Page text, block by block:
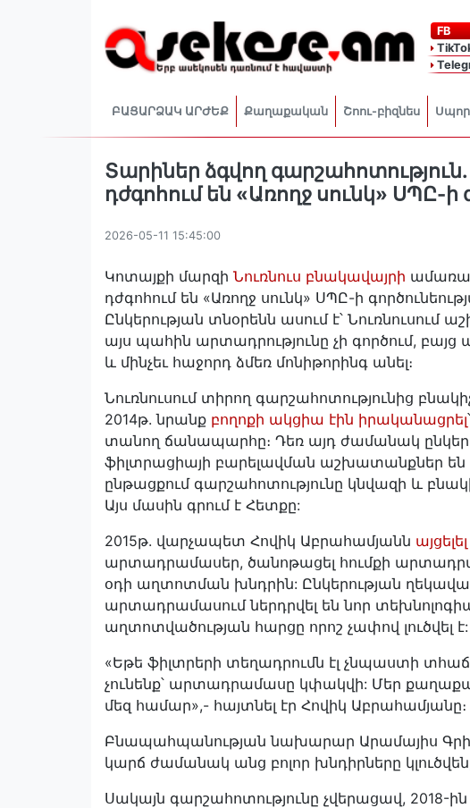
FB
ԲԱՑԱՐՁԱԿ ԱՐԺԵՔ Քաղաքական Շոու-բիզնես
Տարիներ ձգվող
դժգոհում են «Առողջ սունկ» ՍՊԸ-ի
2026-05-11 15:45:00
Կոտայքի մարզի Նուռնուս բնակավայրի
դժգոհում են «Առողջ սունկ» ՍՊԸ-ի
Ընկերության տնօրենն ասում է՝ Նուռնուսում
այս պահին արտադրությունը չի գործում,
և մինչեւ հաջորդ ձմեռ մոնիթորինգ անել։
Նուռնուսում տիրող գարշահոտությունից
2014թ. նրանք բողոքի ակցիա էին իրականացրել
տանող ճանապարհը։ Դեռ այդ ժամանակ
ֆիլտրացիայի բարելավման աշխատանքներ են
ընթացքում գարշահոտությունը կնվազի և
Այս մասին գրում է Հետքը:
2015թ. վարչապետ Հովիկ Աբրահամյանն
արտադրամասեր, ծանոթացել հումքի
օդի աղտոտման խնդրին: Ընկերության
արտադրամասում ներդրվել են նոր
աղտոտվածության հարցը որոշ չափով լուծվել է:
«Եթե ֆիլտրերի տեղադրումն էլ չնպաստի
չունենք՝ արտադրամասը կփակվի: Մեր
մեզ համար»,- հայտնել էր Հովիկ Աբրահամյանը։
Բնապահպանության նախարար Արամայիս
կարճ ժամանակ անց բոլոր խնդիրները
Սակայն գարշահոտությունը չվերացավ, 2018-ին